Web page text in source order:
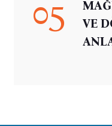
05
VE